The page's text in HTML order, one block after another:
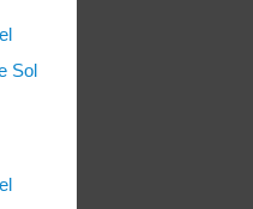
Sol